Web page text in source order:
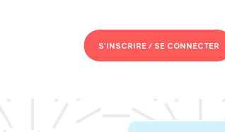
S'INSCRIRE /SE CONNECTER